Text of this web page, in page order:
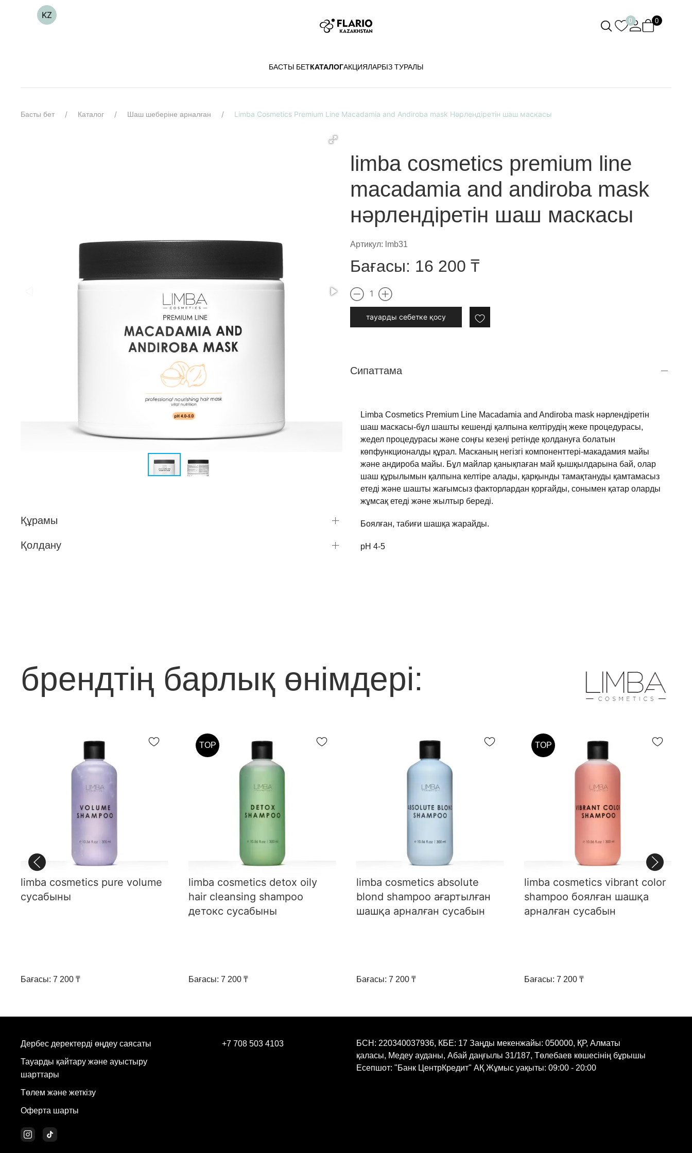
KZ
0 0
БАСТЫ БЕТКАТАЛОГАКЦИЯЛАРБІЗ ТУРАЛЫ
Басты бет Каталог Шаш шеберіне арналған Limba Cosmetics Premium Line Macadamia and Andiroba mask Нәрлендіретін шаш маскасы
Құрамы
Қолдану
limba cosmetics premium line
macadamia and andiroba mask
нәрлендіретін шаш маскасы
Артикул: lmb31
Бағасы: 16 200 ₸
1
тауарды cебетке қосу
Сипаттама
Limba Cosmetics Premium Line Macadamia and Andiroba mask нәрлендіретін
шаш маскасы-бұл шашты кешенді қалпына келтірудің жеке процедурасы,
жедел процедурасы және соңғы кезеңі ретінде қолдануға болатын
көпфункционалды құрал. Масканың негізгі компоненттері-макадамия майы
және андироба майы. Бұл майлар қанықпаған май қышқылдарына бай, олар
шаш құрылымын қалпына келтіре алады, қарқынды тамақтануды қамтамасыз
етеді және шашты жағымсыз факторлардан қорғайды, сонымен қатар оларды
жұмсақетеді және жылтырбереді.
Боялған, табиғи шашқа жарайды.
pH 4-5
брендтің барлық өнімдері:
limba cosmetics pure volume
сусабыны
Бағасы: 7 200 ₸
TOP
limba cosmetics detox oily
hair cleansing shampoo
детокс сусабыны
Бағасы: 7 200 ₸
limba cosmetics absolute
blond shampoo ағартылған
шашқа арналған сусабын
Бағасы: 7 200 ₸
TOP
limba cosmetics vibrant color
shampoo боялған шашқа
арналған сусабын
Бағасы: 7 200 ₸
Дербес деректерді өңдеу саясаты
Тауарды қайтару және ауыстыру
шарттары
Төлем және жеткізу
Оферта шарты
+7 708 503 4103
БСН: 220340037936, КБЕ: 17 Заңды мекенжайы: 050000, ҚР, Алматы
қаласы, Медеу ауданы, Абай даңғылы 31/187, Төлебаев көшесінің бұрышы
Есепшот: "Банк ЦентрКредит" АҚ Жұмыс уақыты: 09:00 - 20:00